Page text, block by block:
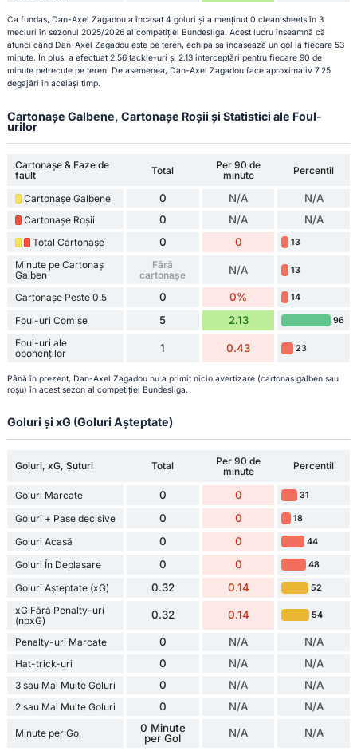
Ca fundaș, Dan-Axel Zagadou a încasat 4 goluri și a menținut 0 clean sheets în 3
meciuri în sezonul 2025/2026 al competiției Bundesliga. Acest lucru înseamnă că
atunci când Dan-Axel Zagadou este pe teren, echipa sa încasează un gol la fiecare 53
minute. În plus, a efectuat 2.56 tackle-uri și 2.13 interceptări pentru fiecare 90 de
minute petrecute pe teren. De asemenea, Dan-Axel Zagadou face aproximativ 7.25
degajări în același timp.
Cartonașe Galbene, Cartonașe Roșii și Statistici ale Foul-
urilor
Cartonașe & Faze de
fault
Total
Per 90 de
minute
Percentil
Cartonașe Galbene 0 N/A N/A
Cartonașe Roșii 0 N/A N/A
Total Cartonașe 0 0 13
Minute pe Cartonaș
Galben
Fără
cartonașe
N/A 13
Cartonașe Peste 0.5 0 0% 14
Foul-uri Comise 5 2.13 96
Foul-uri ale
oponenților
1 0.43 23
Până în prezent, Dan-Axel Zagadou nu a primit nicio avertizare (cartonaș galben sau
roșu) în acest sezon al competiției Bundesliga.
Goluri și xG (Goluri Așteptate)
Goluri, xG, Șuturi Total
Per 90 de
minute
Percentil
Goluri Marcate 0 0 31
Goluri + Pase decisive 0 0 18
Goluri Acasă 0 0 44
Goluri În Deplasare 0 0 48
Goluri Așteptate (xG) 0.32 0.14 52
xG Fără Penalty-uri
(npxG)
0.32 0.14 54
Penalty-uri Marcate 0 N/A N/A
Hat-trick-uri 0 N/A N/A
3 sau Mai Multe Goluri 0 N/A N/A
2 sau Mai Multe Goluri 0 N/A N/A
Minute per Gol
0 Minute
per Gol
N/A N/A